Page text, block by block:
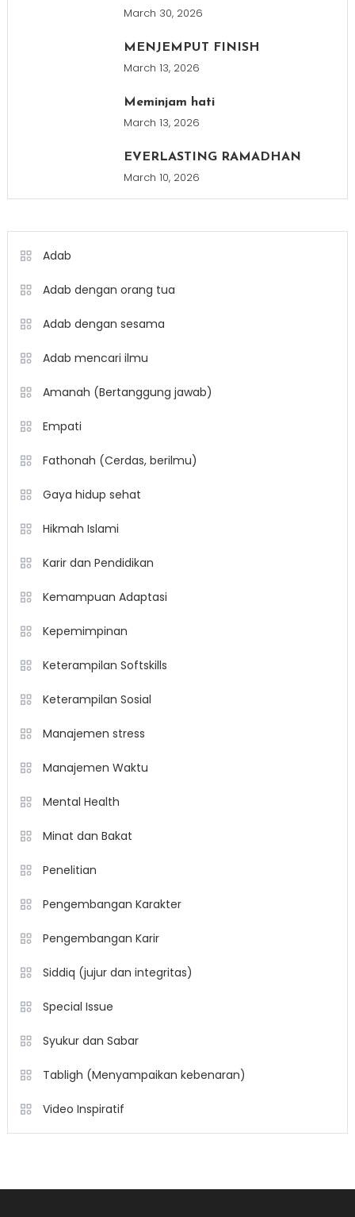
March 30, 2026
MENJEMPUT FINISH
March 13, 2026
Meminjam hati
March 13, 2026
EVERLASTING RAMADHAN
March 10, 2026
Adab
Adab dengan orang tua
Adab dengan sesama
Adab mencari ilmu
Amanah (Bertanggung jawab)
Empati
Fathonah (Cerdas, berilmu)
Gaya hidup sehat
Hikmah Islami
Karir dan Pendidikan
Kemampuan Adaptasi
Kepemimpinan
Keterampilan Softskills
Keterampilan Sosial
Manajemen stress
Manajemen Waktu
Mental Health
Minat dan Bakat
Penelitian
Pengembangan Karakter
Pengembangan Karir
Siddiq (jujur dan integritas)
Special Issue
Syukur dan Sabar
Tabligh (Menyampaikan kebenaran)
Video Inspiratif